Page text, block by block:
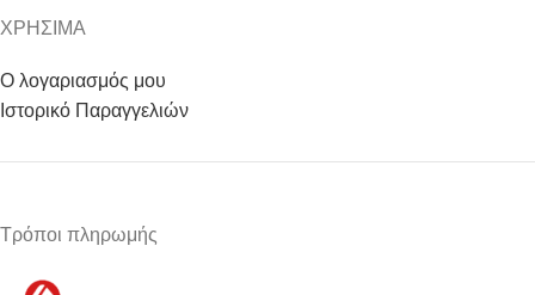
ΧΡΗΣΙΜΑ
Ο λογαριασμός μου
Ιστορικό Παραγγελιών
Τρόποι πληρωμής